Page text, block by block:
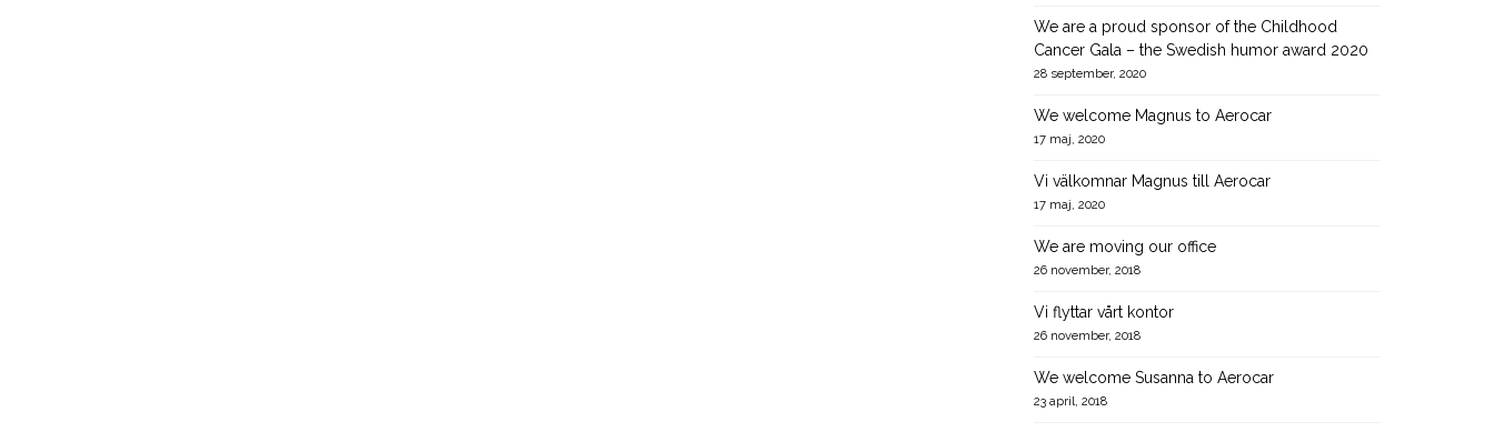
We are a proud sponsor of the Childhood
Cancer Gala – the Swedish humor award 2020
28 september, 2020
We welcome Magnus to Aerocar
17 maj, 2020
Vi välkomnar Magnus till Aerocar
17 maj, 2020
We are moving our office
26 november, 2018
Vi flyttar vårt kontor
26 november, 2018
We welcome Susanna to Aerocar
23 april, 2018